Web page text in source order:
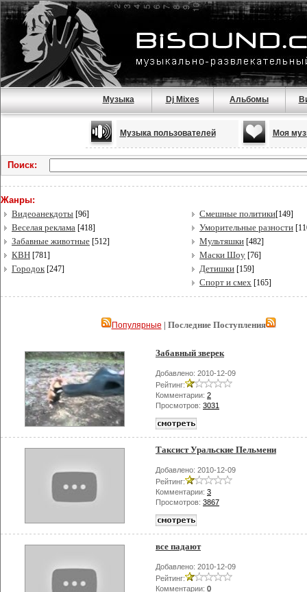
Музыка Dj Mixes Альбомы
Музыка пользователей Моя
Поиск:
Жанры:
Видеоанекдоты [96] Смешные политики[149]
Веселая реклама [418] Уморительные разности
Забавные животные [512] Мультяшки [482]
КВН [781] Маски Шоу [76]
Городок[247] Детишки [159]
Спорт и смех [165]
Популярные | Последние Поступления
Забавный зверек
Добавлено: 2010-12-09
Рейтинг:
Комментарии: 2
Просмотров: 3031
Таксист Уральские Пельмени
Добавлено: 2010-12-09
Рейтинг:
Комментарии: 3
Просмотров: 3867
все падают
Добавлено: 2010-12-09
Рейтинг:
Комментарии: 0